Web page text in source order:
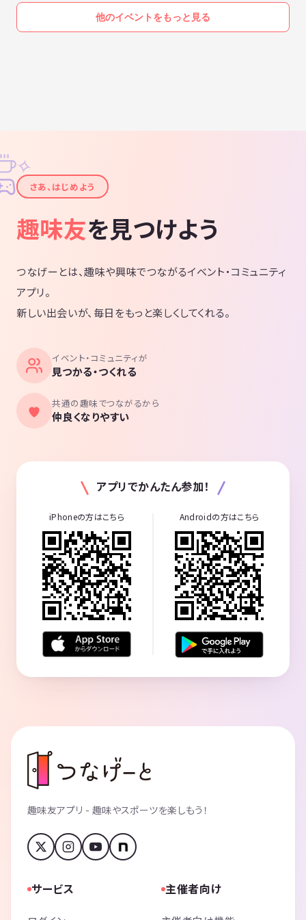
他のイベントをもっと見る
✦
✧
さあ、はじめよう
趣味友を見つけよう
つなげーとは、趣味や興味でつながるイベント・コミュニティ
アプリ。
新しい出会いが、毎日をもっと楽しくしてくれる。
イベント・コミュニティが
見つかる・つくれる
共通の趣味でつながるから
仲良くなりやすい
アプリでかんたん参加！
iPhoneの方はこちら Androidの方はこちら
趣味友アプリ - 趣味やスポーツを楽しもう！
サービス 主催者向け